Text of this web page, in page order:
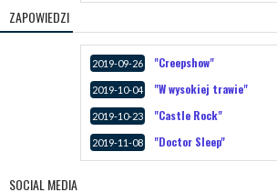
ZAPOWIEDZI
2019-09-26 "Creepshow"
2019-10-04 "W wysokiej trawie"
2019-10-23 "Castle Rock"
2019-11-08 "Doctor Sleep"
SOCIAL MEDIA